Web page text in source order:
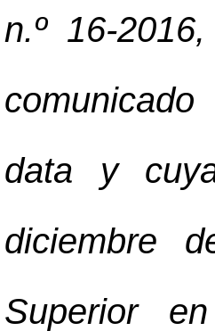
n.º 16-
data y
diciembre
Superior